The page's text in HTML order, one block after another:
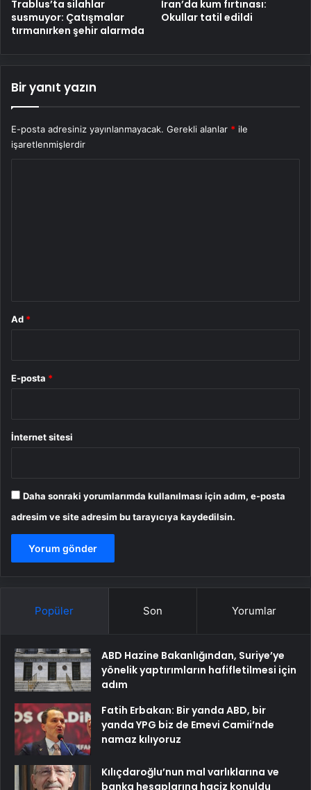
Trablus’ta silahlar
susmuyor: Çatışmalar
tırmanırken şehir alarmda
İran’da kum fırtınası:
Okullar tatil edildi
Bir yanıt yazın
E-posta adresiniz yayınlanmayacak. Gerekli alanlar * ile
işaretlenmişlerdir
Ad *
E-posta *
İnternet sitesi
Daha sonraki yorumlarımda kullanılması için adım, e-posta
adresim ve site adresim bu tarayıcıya kaydedilsin.
Popüler Son Yorumlar
ABD Hazine Bakanlığından, Suriye’ye
yönelik yaptırımların hafifletilmesi için
adım
Fatih Erbakan: Bir yanda ABD, bir
yanda YPG biz de Emevi Camii’nde
namaz kılıyoruz
Kılıçdaroğlu’nun mal varlıklarına ve
banka hesaplarına haciz konuldu